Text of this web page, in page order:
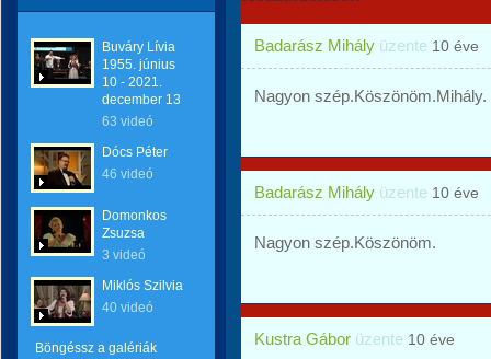
Buváry Lívia
1955. június
10 - 2021.
december 13
63 videó
Dócs Péter
46 videó
Domonkos
Zsuzsa
3 videó
Miklós Szilvia
40 videó
Böngéssz a galériák
Badarász Mihály üzente 10 éve
Nagyon szép.Köszönöm.Mihály.
Badarász Mihály üzente 10 éve
Nagyon szép.Köszönöm.
Kustra Gábor üzente 10 éve